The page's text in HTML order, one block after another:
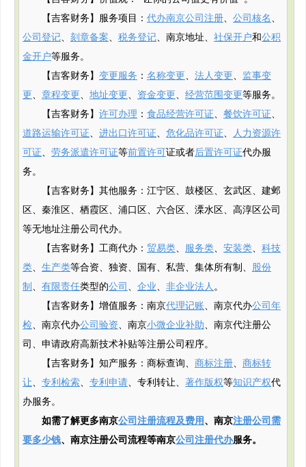
【吉客财务】服务项目： 代办南京公司注册、 公司核名、
公司登记、 刻章备案、 税务登记、南京地址、 社保开户和公积
金开户等服务。
【吉客财务】 变更服务 ： 名称变更、 法人变更、 监事变
更、 章程变更、 地址变更、 资金变更、 经营范围变更等服务。
【吉客财务】 许可办理 ： 食品经营许可证、 餐饮许可证、
道路运输许可证、 进出口许可证、 危化品许可证、
人力资源许
可证、 劳务派遣许可证等前置许可证或者后置许可证代办服
务。
【吉客财务】其他服务：江宁区、鼓楼区、玄武区、建邺
区、秦淮区、栖霞区、浦口区、六合区、溧水区、高淳区公司
等无地址注册公司代办。
【吉客财务】工商代办： 贸易类、 服务类、 安装类、 科技
类、 生产类等合资、独资、国有、私营、集体所有制、 股份
制 、 有限责任类型的公司 、 企业、 非企业法人。
【吉客财务】增值服务：南京代理记账、南京代办公司年
检、南京代办公司验资、南京小微企业补助、南京代注册公
司、申请政府高新技术补贴等注册公司程序。
【吉客财务】知产服务：商标查询、 商标注册、 商标转
让、 专利检索、 专利申请、专利转让、 著作版权等知识产权代
办服务。
如需了解更多南京公司注册流程及费用、南京注册公司需
要多少钱、南京注册公司流程等南京公司注册代办服务。